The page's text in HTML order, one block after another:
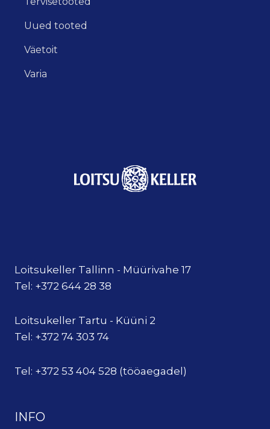
Uued tooted
Väetoit
Varia
Loitsukeller Tallinn - Müürivahe 17
Tel: +372 644 28 38
Loitsukeller Tartu - Küüni 2
Tel: +372 74 303 74
Tel: +372 53 404 528 (tööaegadel)
INFO